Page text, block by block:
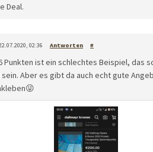
Deal.
02:36 Antworten #
Punkten ist ein schlechtes Beispiel, das
Aber es gibt da auch echt gute